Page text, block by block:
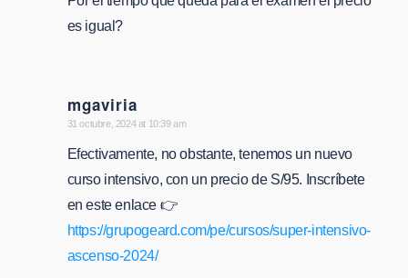
es igual?
mgaviria
says:
31 octubre, 2024 at 10:39 am
Efectivamente, no obstante, tenemos un nuevo
curso intensivo, con un precio de S/95. Inscríbete
en este enlace 👉
https://grupogeard.com/pe/cursos/super-intensivo-
ascenso-2024/